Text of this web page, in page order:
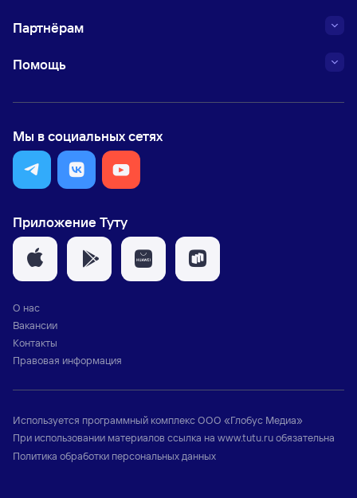
Партнёрам
Помощь
Мы в социальных сетях
Приложение Туту
О нас
Вакансии
Контакты
Правовая информация
Используется программный комплексООО «Глобус Медиа»
При использовании материалов ссылка на www.tutu.ruобязательна
Политика обработки персональных данных